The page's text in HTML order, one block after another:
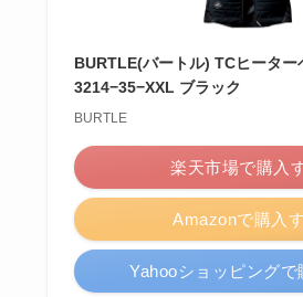
BURTLE(バートル) TCヒーター
3214−35−XXL ブラック
BURTLE
Amazonで購入
楽天市場で購入
Yahooショッピングで